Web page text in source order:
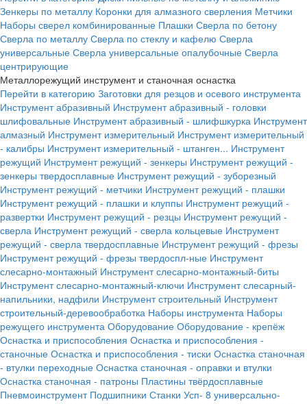
Зенкеры по металлу Коронки для алмазного сверления Метчики
Наборы сверел комбинированные Плашки Сверла по бетону
Сверла по металлу Сверла по стеклу и кафелю Сверла
универсальные Сверла универсальные опалубочные Сверла
центрирующие
Металлорежущий инструмент и станочная оснастка
Перейти в категорию Заготовки для резцов и осевого инструмента
Инструмент абразивный Инструмент абразивный - головки
шлифовальные Инструмент абразивный - шлифшкурка Инструмент
алмазный Инструмент измерительный Инструмент измерительный
- калибры Инструмент измерительный - штанген... Инструмент
режущий Инструмент режущий - зенкеры Инструмент режущий -
зенкеры твердосплавные Инструмент режущий - зуборезный
Инструмент режущий - метчики Инструмент режущий - плашки
Инструмент режущий - плашки и клуппы Инструмент режущий -
развертки Инструмент режущий - резцы Инструмент режущий -
сверла Инструмент режущий - сверла кольцевые Инструмент
режущий - сверла твердосплавные Инструмент режущий - фрезы
Инструмент режущий - фрезы твердоспл-ные Инструмент
слесарно-монтажный Инструмент слесарно-монтажный-биты
Инструмент слесарно-монтажный-ключи Инструмент слесарный-
напильники, надфили Инструмент строительный Инструмент
строительный-деревообработка Наборы инструмента Наборы
режущего инструмента Оборудование Оборудование - крепёж
Оснастка и приспособления Оснастка и приспособления -
станочные Оснастка и приспособления - тиски Оснастка станочная
- втулки переходные Оснастка станочная - оправки и втулки
Оснастка станочная - патроны Пластины твёрдосплавные
Пневмоинструмент Подшипники Станки Усп- 8 универсально-